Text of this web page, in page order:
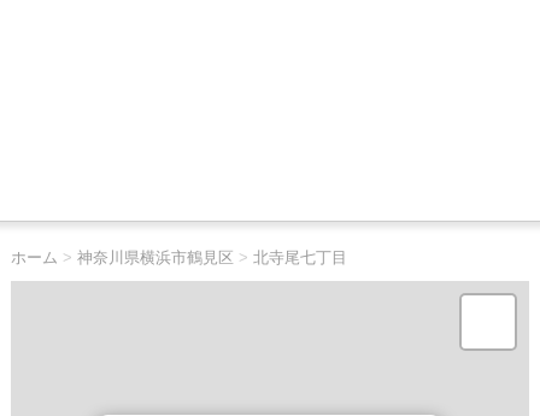
ホーム > 神奈川県横浜市鶴見区 > 北寺尾七丁目